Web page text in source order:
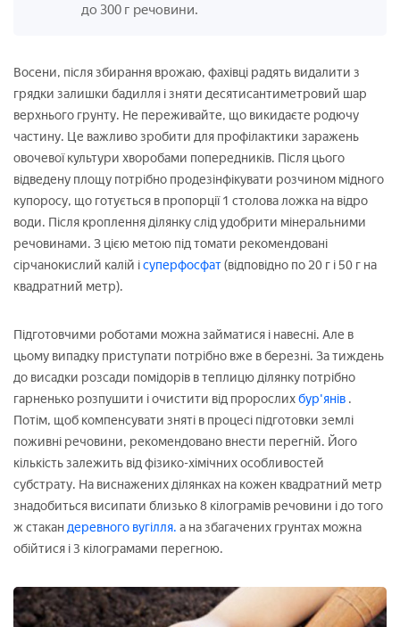
до 300 г речовини.
Восени, після збирання врожаю, фахівці радять видалити з
грядки залишки бадилля і зняти десятисантиметровий шар
верхнього грунту. Не переживайте, що викидаєте родючу
частину. Це важливо зробити для профілактики заражень
овочевої культури хворобами попередників. Після цього
відведену площу потрібно продезінфікувати розчином мідного
купоросу, що готується в пропорції 1 столова ложка на відро
води. Після кроплення ділянку слід удобрити мінеральними
речовинами. З цією метою під томати рекомендовані
сірчанокислий калій ісуперфосфат(відповідно по 20 г і 50 г на
квадратний метр).
Підготовчими роботами можна займатися і навесні. Але в
цьому випадку приступати потрібно вже в березні. За тиждень
до висадки розсади помідорів в теплицю ділянку потрібно
гарненько розпушити і очистити від пророслихбур'янів .
Потім, щоб компенсувати зняті в процесі підготовки землі
поживні речовини, рекомендовано внести перегній. Його
кількість залежить від фізико-хімічних особливостей
субстрату. На виснажених ділянках на кожен квадратний метр
знадобиться висипати близько 8 кілограмів речовини і до того
ж стакан деревного вугілля. а на збагачених грунтах можна
обійтися і 3 кілограмами перегною.